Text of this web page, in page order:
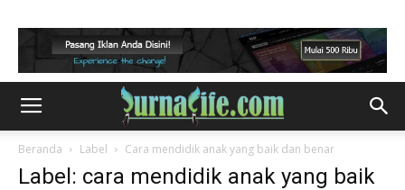
Beranda Label Cara mendidik anak yang baik dan benar
Label: cara mendidik anak yang baik